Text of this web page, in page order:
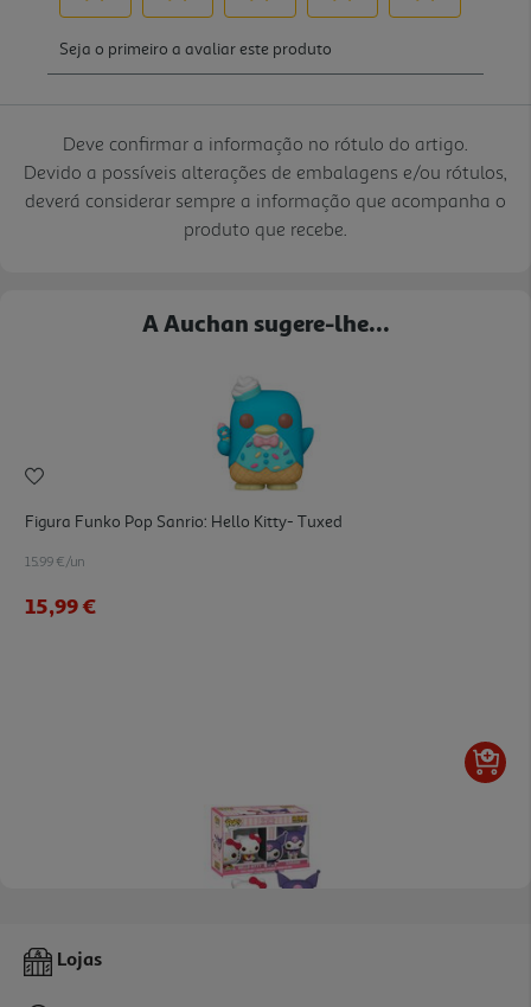
Deve confirmar a informação no rótulo do artigo.
Devido a possíveis alterações de embalagens e/ou rótulos,
deverá considerar sempre a informação que acompanha o
produto que recebe.
A Auchan sugere-lhe...
Figura Funko Pop Sanrio: Hello Kitty- Tuxed
15.99 €/un
15,99 €
Figura Funko Ex Box- Hello Kitty 2pk-Kuromi
Lojas